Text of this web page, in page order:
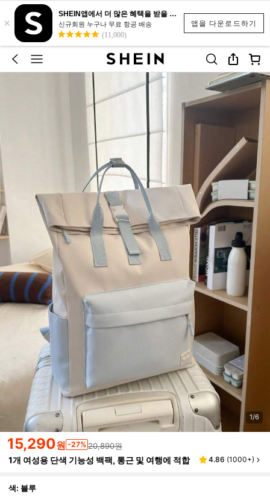
앱을 다운로드하기
×
SHEIN앱에서 더 많은 혜택을 받을 수 있어요.
신규회원 누구나 무료 항공 배송
(11,000)
1/6
15,290원 -27% 20,890원
1개 여성용 단색 기능성 백팩, 통근 및 여행에 적합 4.86 (1000+)
색: 블루